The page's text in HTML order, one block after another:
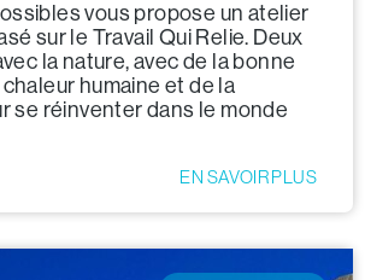
vous propose un atelier
sur le Travail Qui Relie. Deux
la nature, avec de la bonne
chaleur humaine et de la
se réinventer dans le monde
EN SAVOIR PLUS